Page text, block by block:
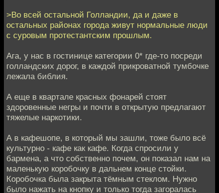
>Во всей остальной Голландии, да и даже в
остальных районах города живут нормальные люди
с суровым протестантским прошлым.
Ага, у нас в гостинице категории 0* где-то посреди
голландских дорог, в каждой прикроватной тумбочке
лежала библия.
А еще в квартале красных фонарей стоят
здоровенные негры и почти в открытую предлагают
тяжелые наркотики.
А в кафешопе, в который мы зашли, тоже было всё
культурно - кафе как кафе. Когда спросили у
бармена, а что собственно почем, он показал нам на
маленькую коробочку в дальнем конце стойки.
Коробочка была закрыта тёмным стеклом. Нужно
было нажать на кнопку и только тогда загоралась